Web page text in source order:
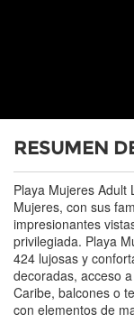
RESUMEN
Playa Mujeres Adult
Mujeres, con sus
impresionantes
privilegiada. Playa
424 lujosas y
decoradas, acceso
Caribe, balcones o
con elementos de